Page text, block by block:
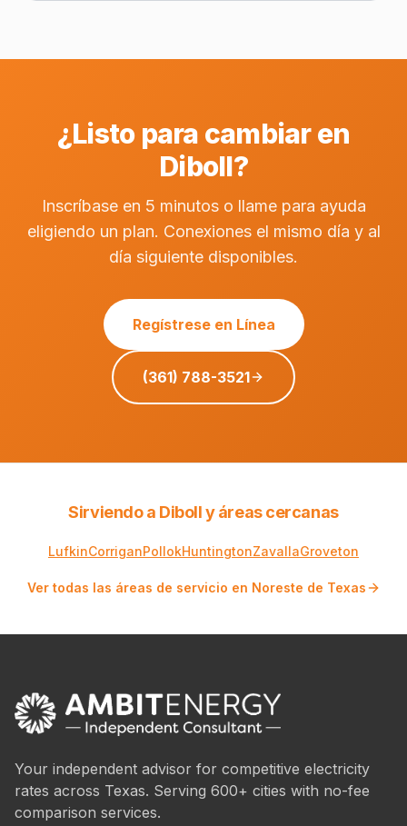
¿Listo para cambiar en
Diboll?
Inscríbase en 5 minutos o llame para ayuda
eligiendo un plan. Conexiones el mismo día y al
día siguiente disponibles.
Regístrese en Línea
(361) 788-3521
Sirviendo a Diboll y áreas cercanas
LufkinCorriganPollokHuntingtonZavallaGroveton
Ver todas las áreas de servicio en Noreste de Texas
Your independent advisor for competitive electricity
rates across Texas. Serving 600+ cities with no-fee
comparison services.